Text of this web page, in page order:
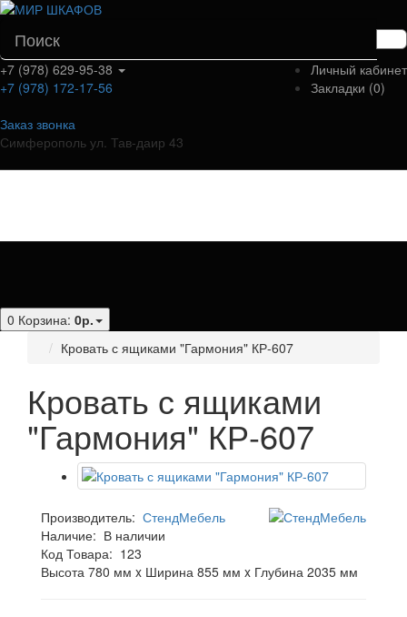
Личный кабинет
Закладки (0)
+7 (978) 629-95-38
+7 (978) 172-17-56
Заказ звонка
Симферополь ул. Тав-даир 43
0 Корзина: 0р.
Кровать с ящиками "Гармония" КР-607
Кровать с ящиками
"Гармония" КР-607
Производитель: СтендМебель
Наличие: В наличии
Код Товара: 123
Высота 780 мм x Ширина 855 мм x Глубина 2035 мм